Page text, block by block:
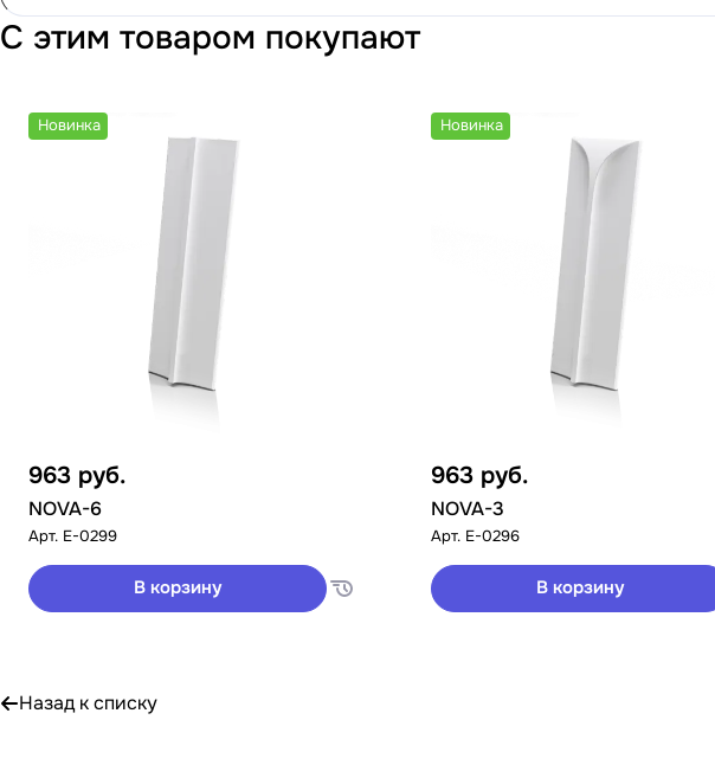
С этим товаром покупают
Новинка
963 руб.
NOVA-6
Арт. E-0299
В корзину
Новинка
963 руб.
NOVA-3
Арт. E-0296
В корзину
Назад к списку